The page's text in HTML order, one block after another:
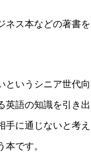
ネス本などの著書を
というシニア世代向
英語の知識を引き出
に通じないと考え
です。